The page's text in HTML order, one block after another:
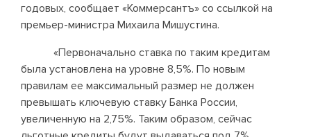
годовых, сообщает «Коммерсантъ» со ссылкой на
премьер-министра Михаила Мишустина.
«Первоначально ставка по таким кредитам
была установлена на уровне 8,5%. По новым
правилам ее максимальный размер не должен
превышать ключевую ставку Банка России,
увеличенную на 2,75%. Таким образом, сейчас